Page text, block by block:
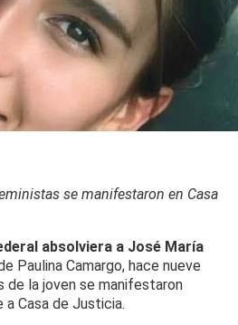
se manifestaron en Casa
absolviera a José María
Paulina Camargo, hace nueve
de la joven se manifestaron
Casa de Justicia.